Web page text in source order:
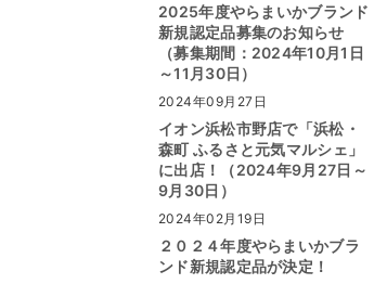
2025年度やらまいかブランド
新規認定品募集のお知らせ
（募集期間：2024年10月1日
～11月30日）
2024年09月27日
イオン浜松市野店で「浜松・
森町 ふるさと元気マルシェ」
に出店！（2024年9月27日～
9月30日）
2024年02月19日
２０２４年度やらまいかブラ
ンド新規認定品が決定！